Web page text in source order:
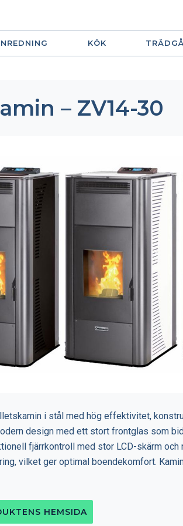
KÖK
– ZV14-30
i stål med hög effektivitet,
design med ett stort frontglas som
fjärrkontroll med stor LCD-skärm och
vilket ger optimal boendekomfort.
HEMSIDA